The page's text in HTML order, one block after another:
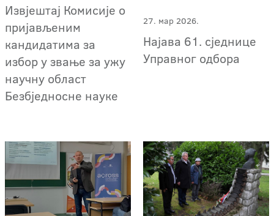
Извјештај Комисије о
пријављеним
кандидатима за
избор у звање за ужу
научну област
Безбједносне науке
27. мар 2026.
Најава 61. сједнице
Управног одбора